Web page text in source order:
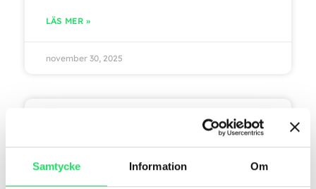
Samtycke Information Om
LÄS MER »
november 30, 2025
Karolinska Institutet och
Twitch Health Startar Årlig